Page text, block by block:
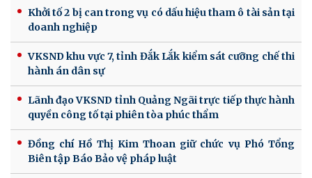
Khởi tố 2 bị can trong vụ có dấu hiệu tham ô tài sản tại
doanh nghiệp
VKSND khu vực 7, tỉnh Đắk Lắk kiểm sát cưỡng chế thi
hành án dân sự
Lãnh đạo VKSND tỉnh Quảng Ngãi trực tiếp thực hành
quyền công tố tại phiên tòa phúc thẩm
Đồng chí Hồ Thị Kim Thoan giữ chức vụ Phó Tổng
Biên tập Báo Bảo vệ pháp luật